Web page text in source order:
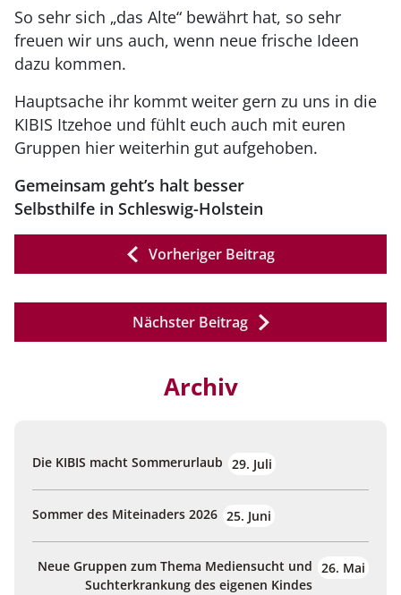
So sehr sich „das Alte“ bewährt hat, so sehr
freuen wir uns auch, wenn neue frische Ideen
dazu kommen.
Hauptsache ihr kommt weiter gern zu uns in die
KIBIS Itzehoe und fühlt euch auch mit euren
Gruppen hier weiterhin gut aufgehoben.
Gemeinsam geht’s halt besser
Selbsthilfe in Schleswig-Holstein
Vorheriger Beitrag
Nächster Beitrag
Archiv
Die KIBIS macht Sommerurlaub 29. Juli
Sommer des Miteinaders 2026 25. Juni
Neue Gruppen zum Thema Mediensucht und
Suchterkrankung des eigenen Kindes
26. Mai